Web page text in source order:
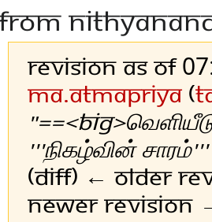
Revision as of
Ma.atmapriya (
'''நிகழ்வின்
(diff) ← Older
Newer revision